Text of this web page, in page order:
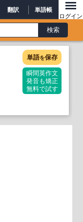
翻訳 単語帳
ログイン
単語を保存
瞬間英作文
発音も矯正
無料で試す